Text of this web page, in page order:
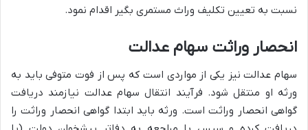
نسبت به تعیین تکلیف وراث مستمری بگیر اقدام نمود.
انحصار وراثت سهام عدالت
سهام عدالت نیز یکی از مواردی است که پس از فوت متوفی باید به
ورثه او منتقل شود. فرآیند انتقال سهام عدالت نیازمند دریافت
گواهی انحصار وراثت است. ورثه باید ابتدا گواهی انحصار وراثت را